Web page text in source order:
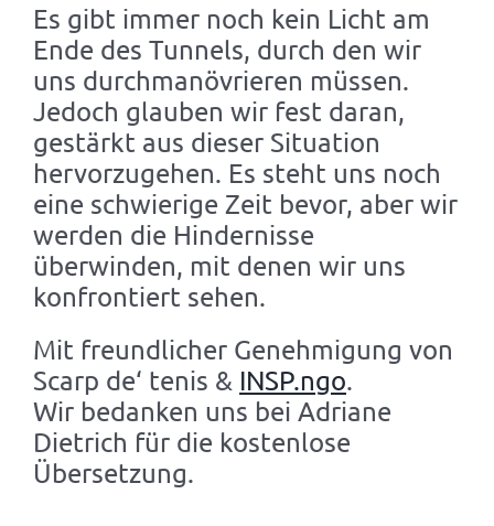
Es gibt immer noch kein Licht am
Ende des Tunnels, durch den wir
uns durchmanövrieren müssen.
Jedoch glauben wir fest daran,
gestärkt aus dieser Situation
hervorzugehen. Es steht uns noch
eine schwierige Zeit bevor, aber wir
werden die Hindernisse
überwinden, mit denen wir uns
konfrontiert sehen.
Mit freundlicher Genehmigung von
Scarp de‘ tenis & INSP.ngo.
Wir bedanken uns bei Adriane
Dietrich für die kostenlose
Übersetzung.